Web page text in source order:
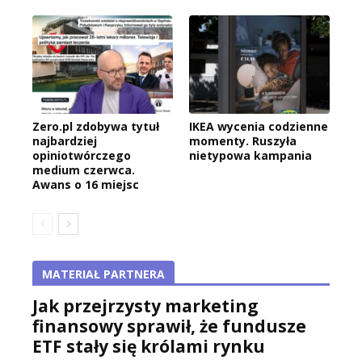
Zero.pl zdobywa tytuł
najbardziej
opiniotwórczego
medium czerwca.
Awans o 16 miejsc
IKEA wycenia codzienne
momenty. Ruszyła
nietypowa kampania
MATERIAŁ PARTNERA
Jak przejrzysty marketing
finansowy sprawił, że fundusze
ETF stały się królami rynku